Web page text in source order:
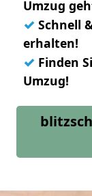
Umzug
✓ Schnell
erhalten!
✓ Finden
Umzug!